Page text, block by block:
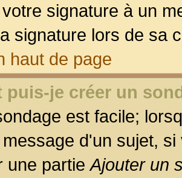
signature à un
signature lors de sa
haut de page
puis-je créer un
est facile;
d'un sujet,
une partieAjouter un